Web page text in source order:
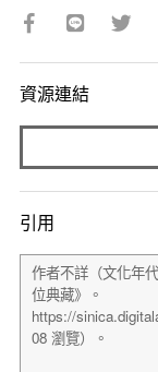
資源連結
引用